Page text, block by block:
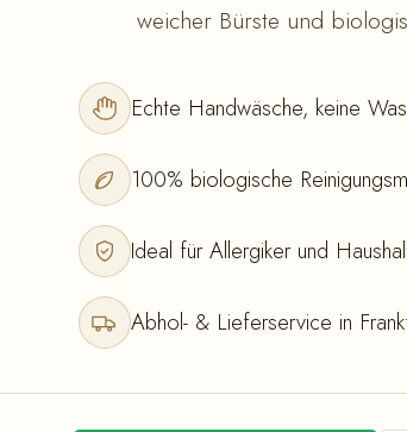
weicher Bürste und
Echte Handwäsche, keine
100% biologische
Ideal für Allergiker und
Abhol- & Lieferservice in